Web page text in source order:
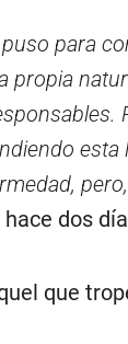
para
propia
dos
que